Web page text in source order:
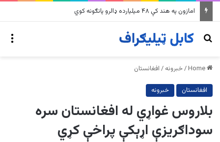
په وینزویلا کې زورورو زلزلو پراخ زیانونه اړولي
Search for
/خبرونه / افغانستان
افغانستان خبرونه
بلاروس غواړي له افغانستان سره
سوداګریزې اړېکې پراخې کړي